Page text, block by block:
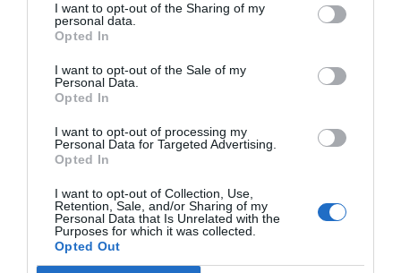
I want to opt-out of the Sharing of my
personal data.
Opted In
I want to opt-out of the Sale of my
Personal Data.
Opted In
I want to opt-out of processing my
Personal Data for Targeted Advertising.
Opted In
I want to opt-out of Collection, Use,
Retention, Sale, and/or Sharing of my
Personal Data that Is Unrelated with the
Purposes for which it was collected.
Opted Out